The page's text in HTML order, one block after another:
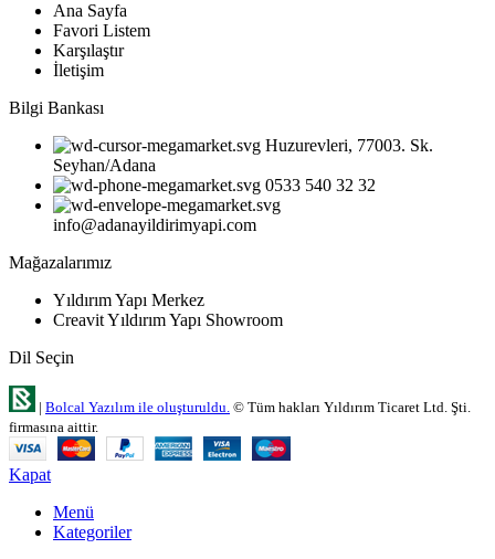
Ana Sayfa
Favori Listem
Karşılaştır
İletişim
Bilgi Bankası
Huzurevleri, 77003. Sk.
Seyhan/Adana
0533 540 32 32
info@adanayildirimyapi.com
Mağazalarımız
Yıldırım Yapı Merkez
Creavit Yıldırım Yapı Showroom
Dil Seçin
| Bolcal Yazılım ile oluşturuldu. © Tüm hakları Yıldırım Ticaret Ltd. Şti.
firmasına aittir.
Kapat
Menü
Kategoriler